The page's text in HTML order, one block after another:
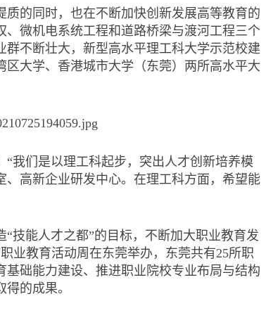
的同时，也在不断加快创新发展高等教育的
微机电系统工程和道路桥梁与渡河工程三个
不断壮大，新型高水平理工科大学示范校建
大学、香港城市大学（东莞）两所高水平大
我们是以理工科起步，突出人才创新培养模
高新企业研发中心。在理工科方面，希望能
技能人才之都”的目标，不断加大职业教育发
业教育活动周在东莞举办，东莞共有25所职
础能力建设、推进职业院校专业布局与结构
的成果。